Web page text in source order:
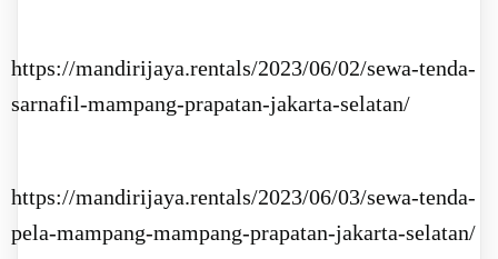
https://mandirijaya.rentals/2023/06/02/sewa-tenda-
sarnafil-mampang-prapatan-jakarta-selatan/
https://mandirijaya.rentals/2023/06/03/sewa-tenda-
pela-mampang-mampang-prapatan-jakarta-selatan/